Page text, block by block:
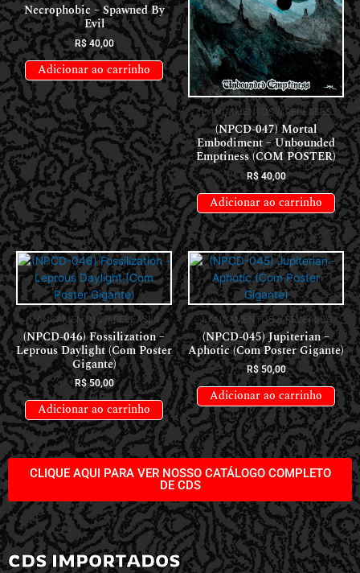
Necrophobic – Spawned By
Evil
R$40,00
Adicionar ao carrinho
LANÇAMENTOS // RELEASES
(NPCD-047) Mortal
Embodiment – Unbounded
Emptiness (COM POSTER)
R$40,00
Adicionar ao carrinho
LANÇAMENTOS // RELEASES
(NPCD-046) Fossilization –
Leprous Daylight (Com Poster
Gigante)
R$50,00
Adicionar ao carrinho
LANÇAMENTOS // RELEASES
(NPCD-045) Jupiterian –
Aphotic (Com Poster Gigante)
R$50,00
Adicionar ao carrinho
CLIQUE AQUI PARA VER NOSSO CATÁLOGO COMPLETO
DE CDS
CDS IMPORTADOS